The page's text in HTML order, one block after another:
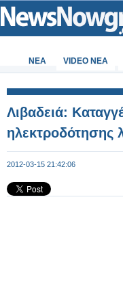
ΝΕΑ VIDEO NEA
Λιβαδειά:
ηλεκτροδότησης
2012-03-15 21:42:06